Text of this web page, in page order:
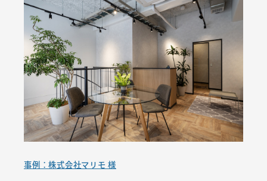
事例：株式会社マリモ 様